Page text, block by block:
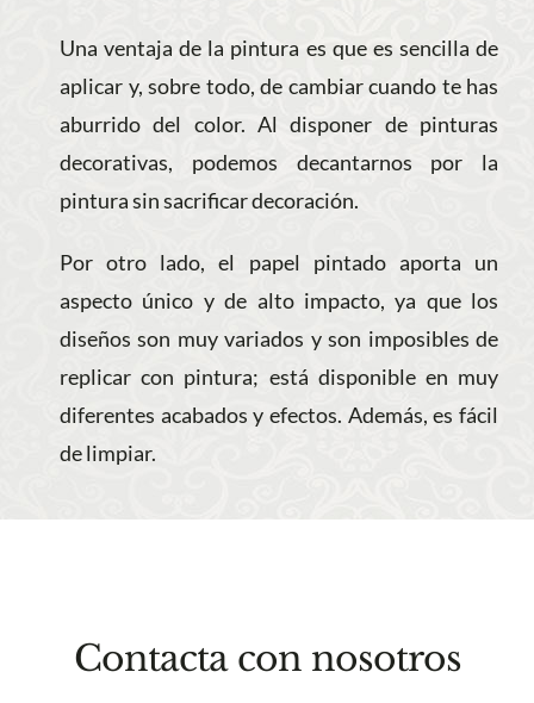
Una ventaja de la pintura es que es sencilla de
aplicar y, sobre todo, de cambiar cuando te has
aburrido del color. Al disponer de pinturas
decorativas, podemos decantarnos por la
pintura sin sacrificar decoración.
Por otro lado, el papel pintado aporta un
aspecto único y de alto impacto, ya que los
diseños son muy variados y son imposibles de
replicar con pintura; está disponible en muy
diferentes acabados y efectos. Además, es fácil
de limpiar.
Contacta con nosotros